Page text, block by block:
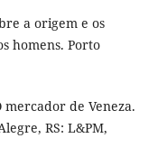
a origem e os
homens. Porto
mercador de Veneza.
RS: L&PM,